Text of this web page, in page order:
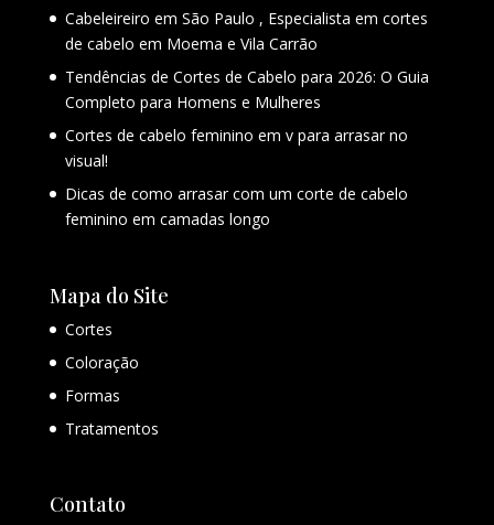
Cabeleireiro em São Paulo , Especialista em cortes
de cabelo em Moema e Vila Carrão
Tendências de Cortes de Cabelo para 2026: O Guia
Completo para Homens e Mulheres
Cortes de cabelo feminino em v para arrasar no
visual!
Dicas de como arrasar com um corte de cabelo
feminino em camadas longo
Mapa do Site
Cortes
Coloração
Formas
Tratamentos
Contato